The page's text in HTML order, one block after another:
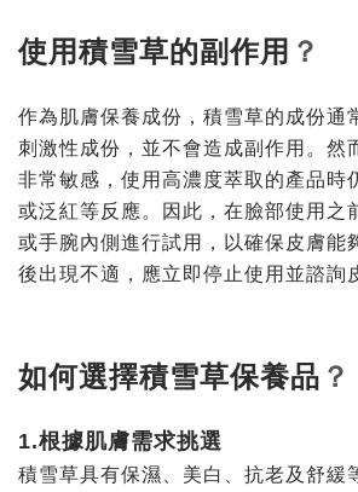
使用積雪草的副作用 ？
作為肌膚保養成份 ，積雪草的成份通
刺激性成份 ，並不會造成副作用。然
非常敏感，使用高濃度萃取的產品時
或泛紅等反應。因此，在臉部使用之
或手腕內側進行試用，以確保皮膚能
後出現不適，應立即停止使用並諮詢
如何選擇積雪草保養品 ？
1.根據肌膚需求挑選
積雪草具有保濕、美白、抗老及舒緩